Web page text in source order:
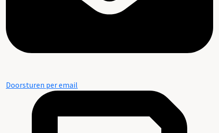
Doorsturen per email